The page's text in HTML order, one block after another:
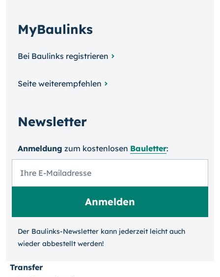
MyBaulinks
Bei Baulinks registrieren
Seite weiterempfehlen
Newsletter
Anmeldung zum kosten­losen Bauletter:
Der Baulinks-Newsletter kann jeder­zeit leicht auch
wieder ab­bestellt werden!
Transfer